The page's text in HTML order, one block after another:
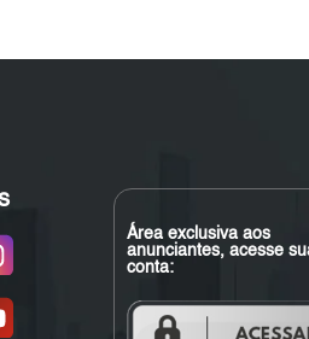
Área exclusiva aos
anunciantes, acesse
conta: